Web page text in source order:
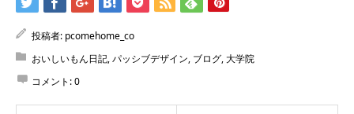
投稿者: pcomehome_co
おいしいもん日記,パッシブデザイン, ブログ,大学院
コメント:0